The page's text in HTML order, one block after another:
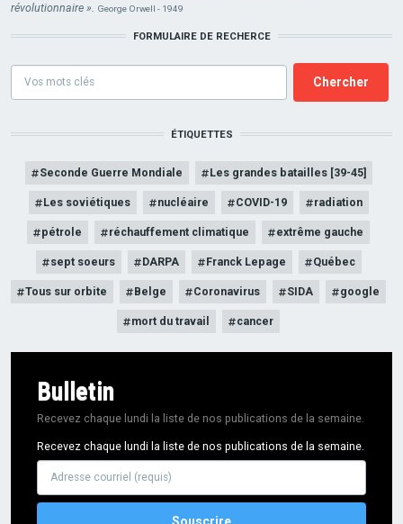
révolutionnaire ». George Orwell - 1949
FORMULAIRE DE RECHERCE
recherce
ÉTIQUETTES
Seconde Guerre Mondiale Les grandes batailles [39-45]
Les soviétiques nucléaire COVID-19 radiation
pétrole réchauffement climatique extrême gauche
sept soeurs DARPA Franck Lepage Québec
Tous sur orbite Belge Coronavirus SIDA google
mort du travail cancer
Bulletin
Recevez chaque lundi la liste de nos publications de la semaine.
Recevez chaque lundi la liste de nos publications de la semaine.
Adresse
courriel